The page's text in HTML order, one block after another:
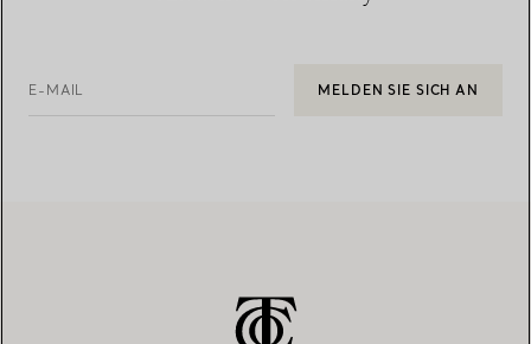
E-MAIL MELDEN SIE SICH AN